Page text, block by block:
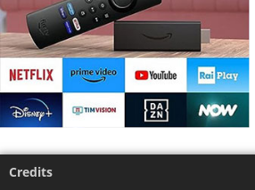
Credits